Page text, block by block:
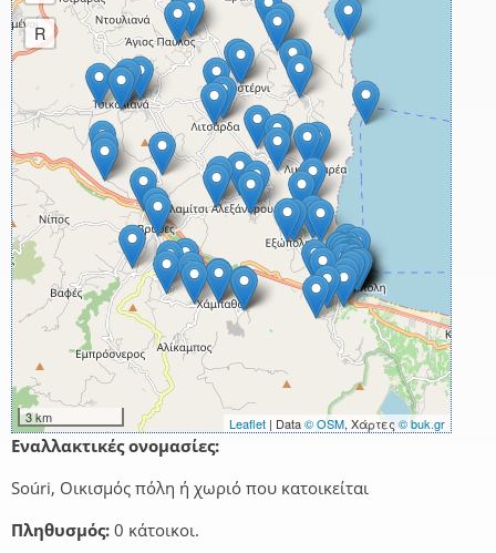
R
3 km Leaflet | Data© OSM, Χάρτες© buk.gr
Εναλλακτικές ονομασίες:
Soúri, Οικισμός πόλη ή χωριό που κατοικείται
Πληθυσμός: 0 κάτοικοι.